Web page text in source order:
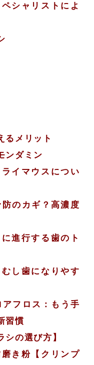
シャリストによ
るメリット
ンダミン
イマウスについ
のカギ？高濃度
進行する歯のト
し歯になりやす
フロス：もう手
習慣
の選び方】
き粉【クリンプ